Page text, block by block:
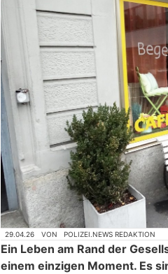
29.04.26 VON POLIZEI.NEWS REDAKTION
Ein Leben am Rand der
einem einzigen Moment. Es